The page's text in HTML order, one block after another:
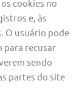
cookies no
e, às
O usuário pode
para recusar
sendo
partes do site